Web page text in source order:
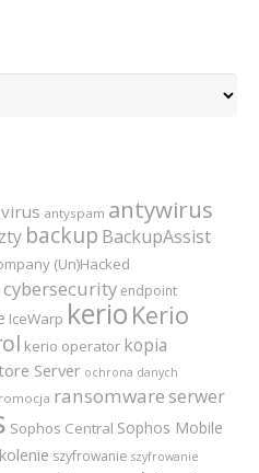
antyspam antywirus
backup BackupAssist
(Un)Hacked
cybersecurity endpoint
IceWarp kerio Kerio
kerio operator kopia
Server ochrona danych
ransomware serwer
Sophos Central Sophos Mobile
szyfrowanie szyfrowanie